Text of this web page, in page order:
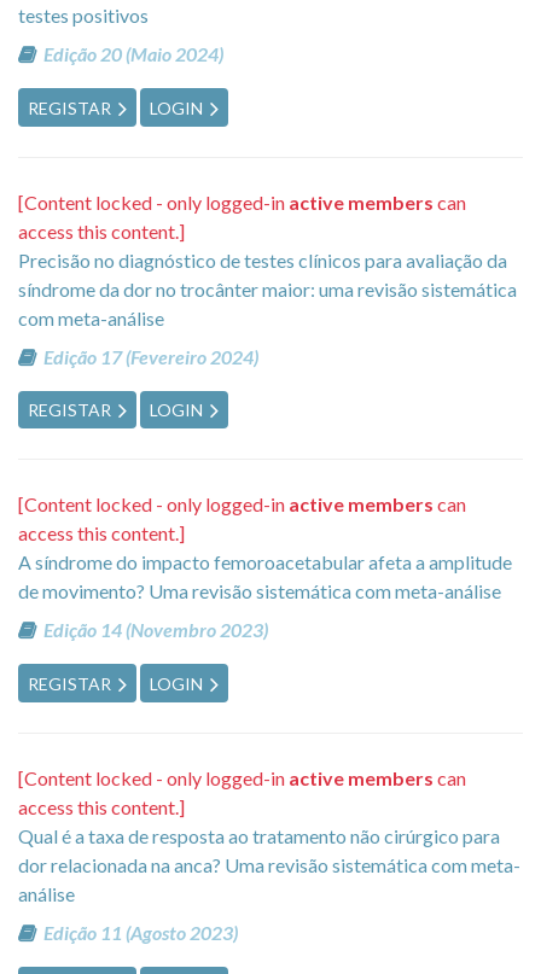
testes positivos
Edição 20 (Maio 2024)
REGISTAR LOGIN
[Content locked - only logged-in active members can
access this content.]
Precisão no diagnóstico de testes clínicos para avaliação da
síndrome da dor no trocânter maior: uma revisão sistemática
com meta-análise
Edição 17 (Fevereiro 2024)
REGISTAR LOGIN
[Content locked - only logged-in active members can
access this content.]
A síndrome do impacto femoroacetabular afeta a amplitude
de movimento? Uma revisão sistemática com meta-análise
Edição 14 (Novembro 2023)
REGISTAR LOGIN
[Content locked - only logged-in active members can
access this content.]
Qual é a taxa de resposta ao tratamento não cirúrgico para
dor relacionada na anca? Uma revisão sistemática com meta-
análise
Edição 11 (Agosto 2023)